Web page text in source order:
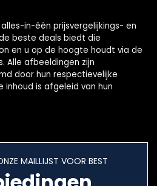
in-één prijsvergelijkings- en
beste deals biedt die
en u op de hoogte houdt via de
Alle afbeeldingen zijn
door hun respectievelijke
inhoud is afgeleid van hun
MAILLIJST VOOR BEST